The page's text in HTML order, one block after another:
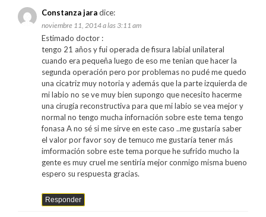
Constanza jaradice:
noviembre 11, 2014 a las 3:11 am
Estimado doctor :
tengo 21 años y fui operada de fisura labial unilateral
cuando era pequeña luego de eso me tenian que hacer la
segunda operación pero por problemas no pudé me quedo
una cicatriz muy notoria y además que la parte izquierda de
mi labio no se ve muy bien supongo que necesito hacerme
una cirugía reconstructiva para que mi labio se vea mejor y
normal no tengo mucha infornación sobre este tema tengo
fonasa A no sé si me sirve en este caso ..me gustaría saber
el valor por favor soy de temuco me gustaría tener más
imformación sobre este tema porque he sufrido mucho la
gente es muy cruel me sentiría mejor conmigo misma bueno
espero su respuesta gracias.
Responder